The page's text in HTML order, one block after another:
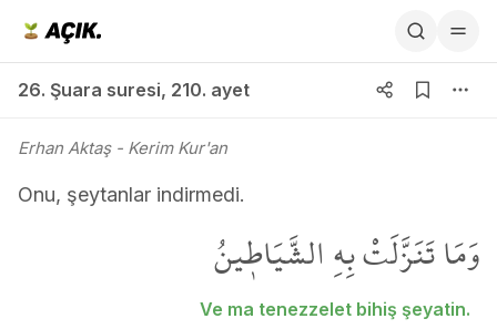
26. Şuara suresi, 210. ayet
Erhan Aktaş- Kerim Kur'an
Onu, şeytanlar indirmedi.
وَمَا تَنَزَّلَتْ بِهِ الشَّيَاط۪ينُ
Ve ma tenezzelet bihiş şeyatin.